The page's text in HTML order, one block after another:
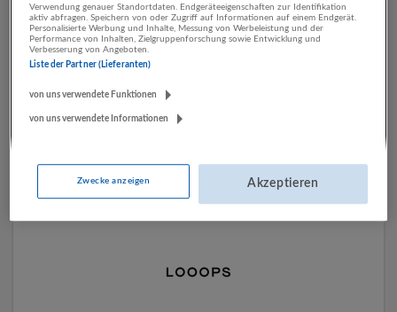
Hagleitner Hygiene International GmbH
Zell am See, Salzburg, Österreich
5 Jobs
Verwendung genauer Standortdaten. Endgeräteeigenschaften zur Identifikation
aktiv abfragen. Speichern von oder Zugriff auf Informationen auf einem Endgerät.
Personalisierte Werbung und Inhalte, Messung von Werbeleistung und der
Performance von Inhalten, Zielgruppenforschung sowie Entwicklung und
Verbesserung von Angeboten.
Liste der Partner (Lieferanten)
von uns verwendete Funktionen
von uns verwendete Informationen
Zwecke anzeigen Akzeptieren